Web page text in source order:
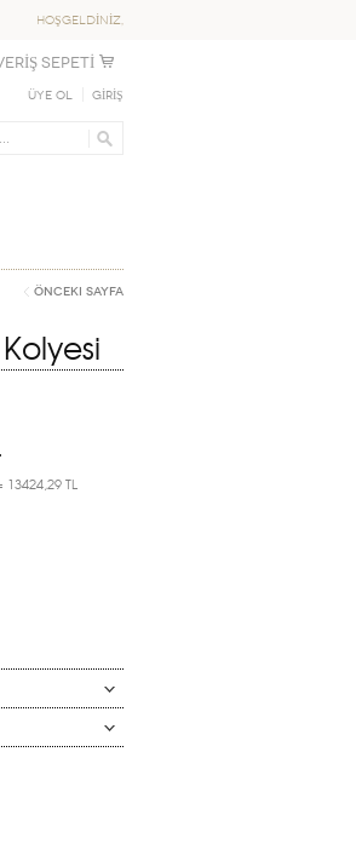
HOŞGELDİNİZ,
SEPETİ
Üye Ol GİRİŞ
Önceki Sayfa
TL